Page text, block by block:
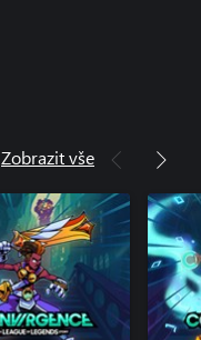
Zobrazit vše